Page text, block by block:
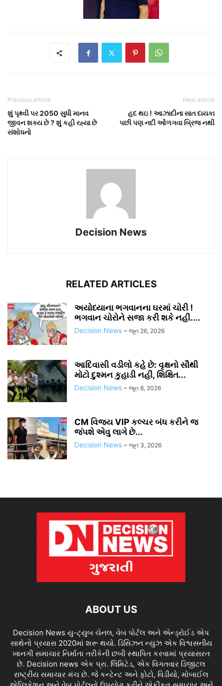
Previous article
શું પૃથ્વી પર 2050 સુધી માનવ
જીવન શક્ય છે ? શું કહી રહ્યા છે
સંશોધનો
Next article
હદ થઇ ! આઝાદીના સાત દાયકા
પછી પણ નદી ઓંળગવા બ્રિજ નથી
Decision News
RELATED ARTICLES
અયોધ્યાના ભગવાનના ઘરમાં ચોરી !
ભગવાન ચોરોને સજા કરી શકે નહીં....
Decision News - જૂન 26, 2026
આદિવાસી વડીલો કહે છે: વૃક્ષનો સૌથી
મોટો દુશ્મન કુહાડી નહીં, શિક્ષિત...
Decision News - જૂન 8, 2026
CM વિજય VIP કલ્ચર બંધ કરીને જ
જંપશે એવુ લાગે છે...
Decision News - જૂન 3, 2026
ABOUT US
Decision News યુ-ટ્યુબ ચેનલ, વેબ પોર્ટલ અને એન્ડ્રોઈડ એપ
સાથેનો પ્રયાસ 2020માં શરૂ થયો. ડિસિઝન ન્યુઝ એક વિશ્વસનીય
ખાનગી સમાચાર નિર્માતા તરીકેની છબી સ્થાપિત કરવામાં પ્રયાસરત
છે. Decision news એક પ્રા. લિમિટેડ, એક વિગતવાર ડિજીટલ
રાષ્ટ્રીય સમાચાર મંચ છે. જે કન્ટેન્ટ અને ફોટો, વિડીયો, મોબાઈલ